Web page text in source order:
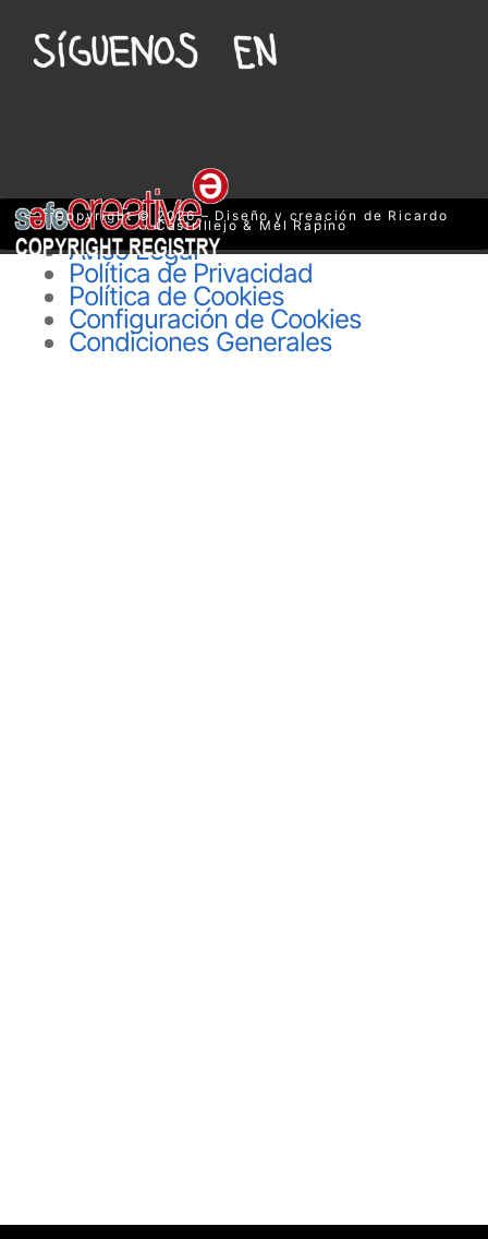
Copyright © 2026 – Diseño y creación de Ricardo
Castrillejo & Mel Rapino
Aviso Legal
Política de Privacidad
Política de Cookies
Configuración de Cookies
Condiciones Generales